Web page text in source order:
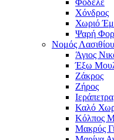
Φόδελε
Χόνδρος
Χωριό
Ψαρή
Νομός Λασιθίου
Άγιος
Έξω
Ζάκρος
Ζήρος
Ιεράπετρα
Καλό
Κόλπος
Μακρύς